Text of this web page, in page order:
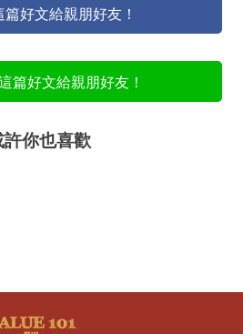
好文給親朋好友！
篇好文給親朋好友！
許你也喜歡